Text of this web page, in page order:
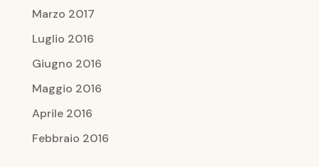
Marzo 2017
Luglio 2016
Giugno 2016
Maggio 2016
Aprile 2016
Febbraio 2016